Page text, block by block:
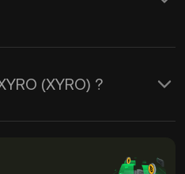
(XYRO) ?